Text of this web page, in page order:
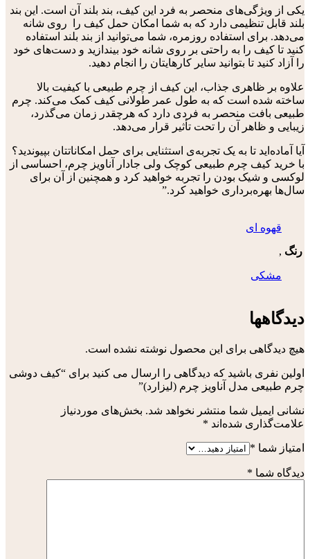
یکی از ویژگی‌های منحصر به فرد این کیف، بند بلند آن است. این بند
بلند قابل تنظیمی دارد که به شما امکان حمل کیف را روی شانه
می‌دهد. برای استفاده روزمره، شما می‌توانید از بند بلند استفاده
کنید تا کیف را به راحتی بر روی شانه خود بیندازید و دست‌های خود
را آزاد کنید تا بتوانید سایر کارهایتان را انجام دهید.
علاوه بر ظاهری جذاب، این کیف از چرم طبیعی با کیفیت بالا
ساخته شده است که به طول عمر طولانی کیف کمک می‌کند. چرم
طبیعی بافت منحصر به فردی دارد که هرچقدر زمان می‌گذرد،
زیبایی و ظاهر آن را تحت تأثیر قرار می‌دهد.
آیا آماده‌اید تا به یک تجربه‌ی استثنایی برای حمل امکاناتتان بپیوندید؟
با خرید کیف چرم طبیعی کوچک ولی جادار آناویز چرم، احساسی از
لوکسی و شیک بودن را تجربه خواهید کرد و همچنین از آن برای
سال‌ها بهره‌برداری خواهید کرد.”
رنگ
قهوه ای
,
مشکی
دیدگاهها
هیچ دیدگاهی برای این محصول نوشته نشده است.
اولین نفری باشید که دیدگاهی را ارسال می کنید برای “کیف دوشی
چرم طبیعی مدل آناویز چرم (لیزارد)”
نشانی ایمیل شما منتشر نخواهد شد. بخش‌های موردنیاز
علامت‌گذاری شده‌اند *
امتیاز شما *
دیدگاه شما *